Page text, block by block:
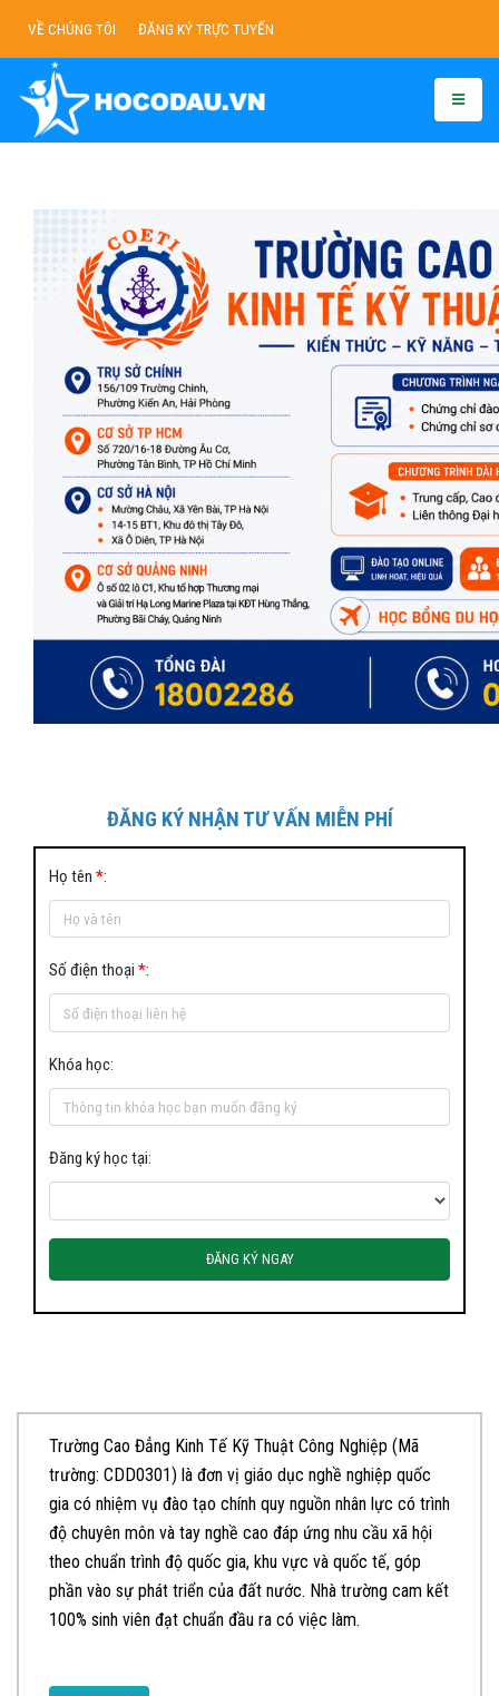
VỀ CHÚNG TÔI ĐĂNG KÝ TRỰC TUYẾN
ĐĂNG KÝ NHẬN TƯ VẤN MIỄN PHÍ
Họ tên *:
Số điện thoại *:
Khóa học:
Đăng ký học tại:
ĐĂNG KÝ NGAY
Trường Cao Đẳng Kinh Tế Kỹ Thuật Công Nghiệp (Mã
trường: CDD0301) là đơn vị giáo dục nghề nghiệp quốc
gia có nhiệm vụ đào tạo chính quy nguồn nhân lực có trình
độ chuyên môn và tay nghề cao đáp ứng nhu cầu xã hội
theo chuẩn trình độ quốc gia, khu vực và quốc tế, góp
phần vào sự phát triển của đất nước. Nhà trường cam kết
100% sinh viên đạt chuẩn đầu ra có việc làm.